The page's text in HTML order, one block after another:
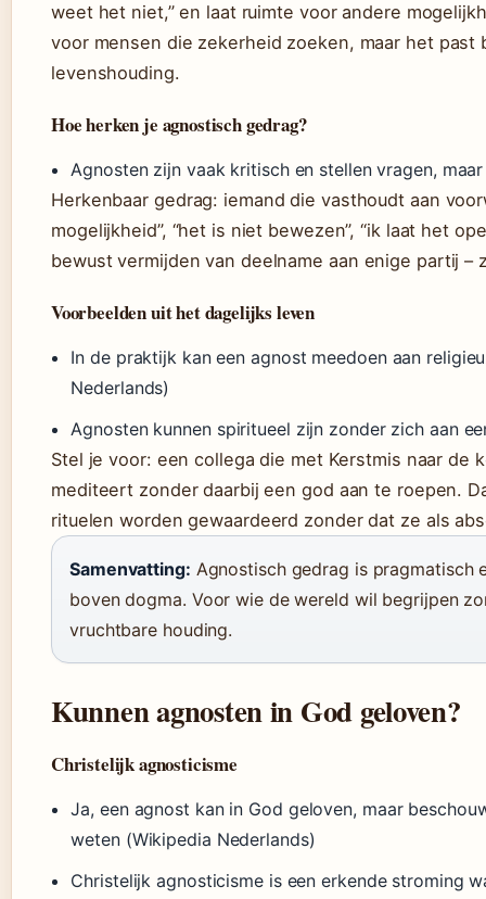
weet het niet,” en laat ruimte voor andere
voor mensen die zekerheid zoeken, maar het
levenshouding.
Hoe herken je agnostisch gedrag?
Agnosten zijn vaak kritisch en stellen vragen,
Herkenbaar gedrag: iemand die vasthoudt aan
mogelijkheid”, “het is niet bewezen”, “ik laat het
bewust vermijden van deelname aan enige partij
Voorbeelden uit het dagelijks leven
In de praktijk kan een agnost meedoen aan
Nederlands)
Agnosten kunnen spiritueel zijn zonder zich aan
Stel je voor: een collega die met Kerstmis naar de
mediteert zonder daarbij een god aan te roepen.
rituelen worden gewaardeerd zonder dat ze als
Samenvatting: Agnostisch gedrag is pragmatisch
boven dogma. Voor wie de wereld wil begrijpen
vruchtbare houding.
Kunnen agnosten in God geloven?
Christelijk agnosticisme
Ja, een agnost kan in God geloven, maar
weten (Wikipedia Nederlands)
Christelijk agnosticisme is een erkende stroming